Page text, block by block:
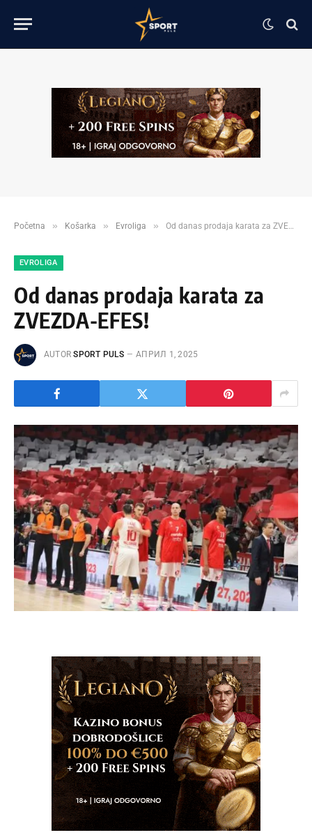
Početna » Košarka » Evroliga » Od danas prodaja karata za ZVEZDA-EFES!
EVROLIGA
Od danas prodaja karata za
ZVEZDA-EFES!
AUTOR SPORT PULS АПРИЛ 1, 2025